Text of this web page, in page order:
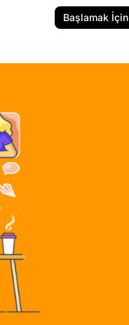
Başlamak İçin